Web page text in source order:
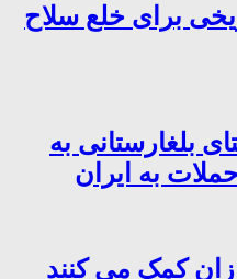
برای خلع سلاح
بلغارستانی به
به ایران
کمک می کنند